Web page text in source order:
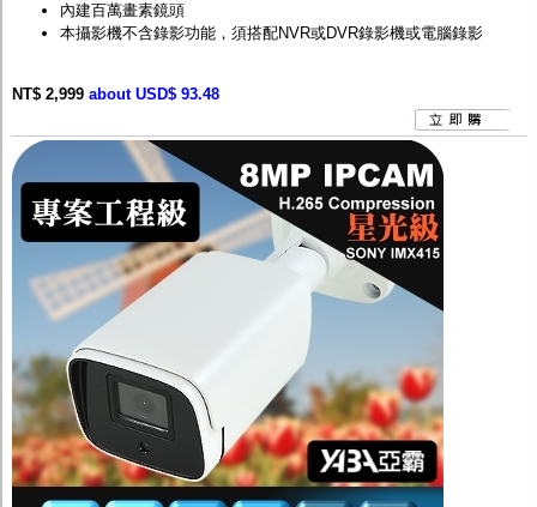
內建百萬畫素鏡頭
本攝影機不含錄影功能，須搭配NVR或DVR錄影機或電腦錄影
NT$ 2,999 about USD$ 93.48